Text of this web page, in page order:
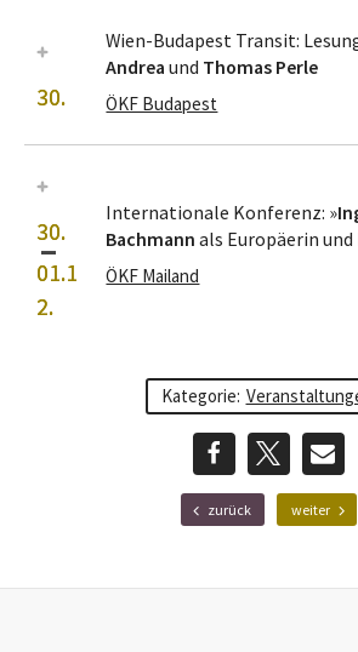
30.
Wien-Budapest Transit:
Andrea und Thomas Perle
ÖKF Budapest
30.
–
01.1
2.
Internationale Konferenz: »
Bachmann als Europäerin
ÖKF Mailand
Kategorie:
teilen E-
zurück
r
weiter
N
ä